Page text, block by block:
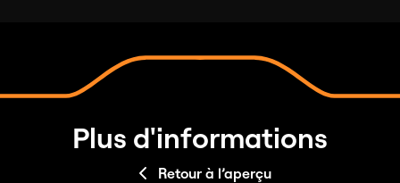
Plus d'informations
Retour à l’aperçu